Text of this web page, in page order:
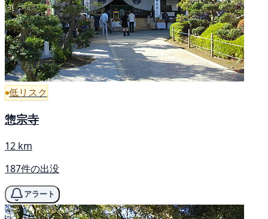
低リスク
惣宗寺
12 km
187件の出没
アラート